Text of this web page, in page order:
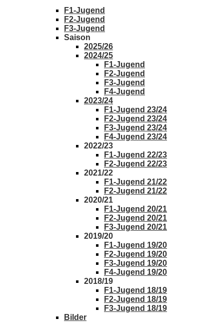
F1-Jugend
F2-Jugend
F3-Jugend
Saison
2025/26
2024/25
F1-Jugend
F2-Jugend
F3-Jugend
F4-Jugend
2023/24
F1-Jugend 23/24
F2-Jugend 23/24
F3-Jugend 23/24
F4-Jugend 23/24
2022/23
F1-Jugend 22/23
F2-Jugend 22/23
2021/22
F1-Jugend 21/22
F2-Jugend 21/22
2020/21
F1-Jugend 20/21
F2-Jugend 20/21
F3-Jugend 20/21
2019/20
F1-Jugend 19/20
F2-Jugend 19/20
F3-Jugend 19/20
F4-Jugend 19/20
2018/19
F1-Jugend 18/19
F2-Jugend 18/19
F3-Jugend 18/19
Bilder